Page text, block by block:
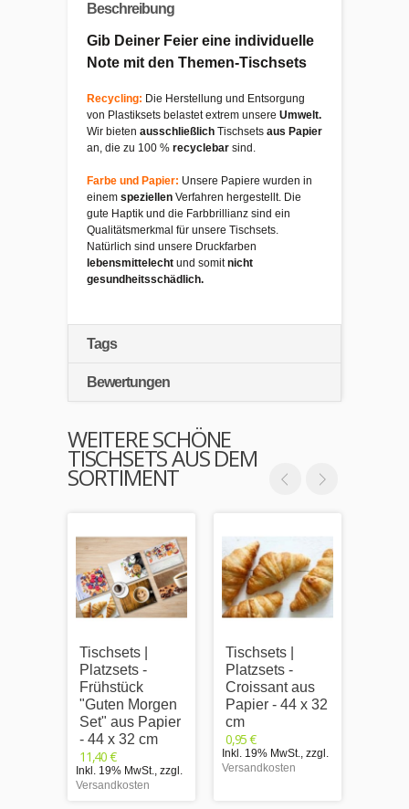
Beschreibung
Gib Deiner Feier eine individuelle
Note mit den Themen-Tischsets
Recycling: Die Herstellung und Entsorgung
von Plastiksets belastet extrem unsere Umwelt.
Wir bieten ausschließlich Tischsets aus Papier
an, die zu 100 % recyclebar sind.
Farbe und Papier: Unsere Papiere wurden in
einem speziellen Verfahren hergestellt. Die
gute Haptik und die Farbbrillianz sind ein
Qualitätsmerkmal für unsere Tischsets.
Natürlich sind unsere Druckfarben
lebensmittelecht und somitnicht
gesundheitsschädlich.
Tags
Bewertungen
WEITERE SCHÖNE
TISCHSETS AUS DEM
SORTIMENT
Tischsets |
Platzsets -
Frühstück
"Guten Morgen
Set" aus Papier
- 44 x 32 cm
11,40 €
Inkl. 19% MwSt., zzgl.
Versandkosten
Tischsets |
Platzsets -
Croissant aus
Papier - 44 x 32
cm
0,95 €
Inkl. 19% MwSt., zzgl.
Versandkosten